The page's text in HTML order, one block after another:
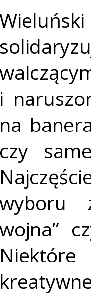
i
na
czy
wyboru
wojna”
Niektóre